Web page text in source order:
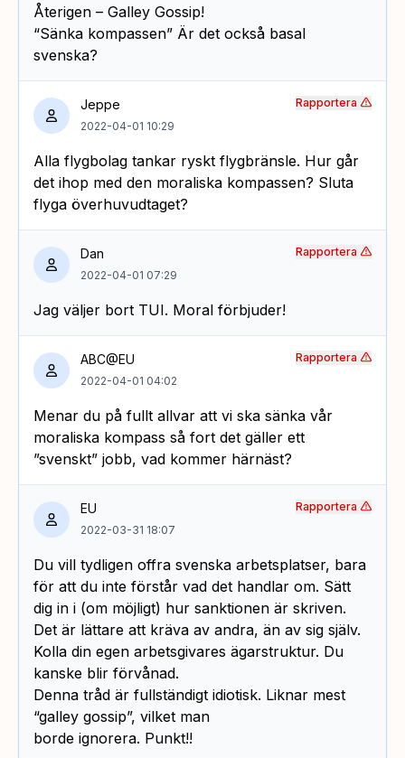
Återigen – Galley Gossip!
“Sänka kompassen” Är det också basal
svenska?
Jeppe
2022-04-01 10:29
Alla flygbolag tankar ryskt flygbränsle. Hur går
det ihop med den moraliska kompassen? Sluta
flyga överhuvudtaget?
Rapportera
Dan
2022-04-01 07:29
Jag väljer bort TUI. Moral förbjuder!
Rapportera
ABC@EU
2022-04-01 04:02
Menar du på fullt allvar att vi ska sänka vår
moraliska kompass så fort det gäller ett
”svenskt” jobb, vad kommer härnäst?
Rapportera
EU
2022-03-31 18:07
Du vill tydligen offra svenska arbetsplatser, bara
för att du inte förstår vad det handlar om. Sätt
dig in i (om möjligt) hur sanktionen är skriven.
Det är lättare att kräva av andra, än av sig själv.
Kolla din egen arbetsgivares ägarstruktur. Du
kanske blir förvånad.
Denna tråd är fullständigt idiotisk. Liknar mest
“galley gossip”, vilket man
borde ignorera. Punkt!!
Rapportera